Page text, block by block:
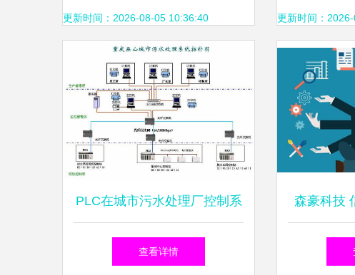
维服务的价值凸显
更新时间：2026-08-05 10:36:40 更新时间：
PLC在城市污水处理厂控制系
统中的应用与信息系统运行维
查看详情
森豪科技
服务